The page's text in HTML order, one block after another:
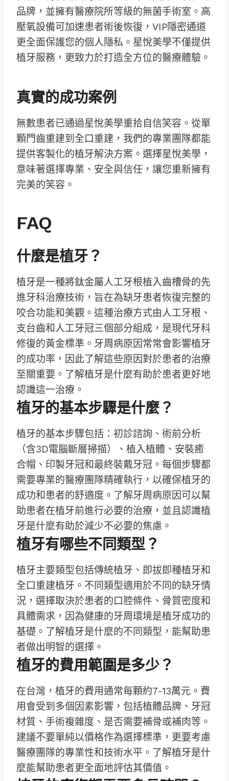
品牌，並擁有醫療院所等級的無菌手術室。高
壓氧設備可加速患者術後恢復，VIP隱密通道
更全面保護您的個人隱私。星悅美學不僅提供
植牙服務，更致力於打造全方位的醫療體驗。
真實的成功案例
無數患者已通過星悅美學重拾自信笑容。從單
顆門齒重建到全口重建，我們的專業團隊都能
提供客製化的植牙解決方案。選擇星悅美學，
意味著選擇專業、安全與信任，讓您重新擁有
完美的笑容。
FAQ
什麼是植牙？
植牙是一種將鈦金屬人工牙根植入齒槽骨的先
進牙科治療技術，旨在為缺牙患者恢復完整的
咬合功能和美觀。這種治療方式由人工牙根、
支台齒和人工牙冠三個部分組成，是現代牙科
修復的黃金標準。牙周病原因常常會影響植牙
的成功率，因此了解這些原因對於患者的治療
至關重要。了解植牙是什麼有助於患者更好地
認識這一治療。
植牙的基本步驟是什麼？
植牙的基本步驟包括：初診諮詢、術前分析
（含3D電腦斷層掃描）、植入植體、安裝癒
合帽、印製牙冠和最終裝戴牙冠。每個步驟都
需要專業的醫療團隊精確執行，以確保植牙的
成功和患者的舒適度。了解牙周病原因可以幫
助患者在植牙前進行必要的治療，並且認識植
牙是什麼有助於減少不必要的焦慮。
植牙有哪些不同類型？
植牙主要類型包括傳統植牙、即拔即種植牙和
全口重建植牙。不同類型適用於不同的缺牙情
況，選擇取決於患者的口腔條件、骨質密度和
具體需求，因為健康的牙周環境是植牙成功的
基礎。了解植牙是什麼的不同類型，能幫助患
者做出明智的選擇。
植牙的費用範圍是多少？
在台灣，植牙的費用通常每顆約7-13萬元。費
用會受到多個因素影響，包括植體品牌、牙冠
材質、手術複雜度、是否需要補骨或補肉等。
建議不要單純以價格作為選擇標準，更要考慮
醫療團隊的專業性和技術水平。了解植牙是什
麼能幫助患者更全面地評估其價值。